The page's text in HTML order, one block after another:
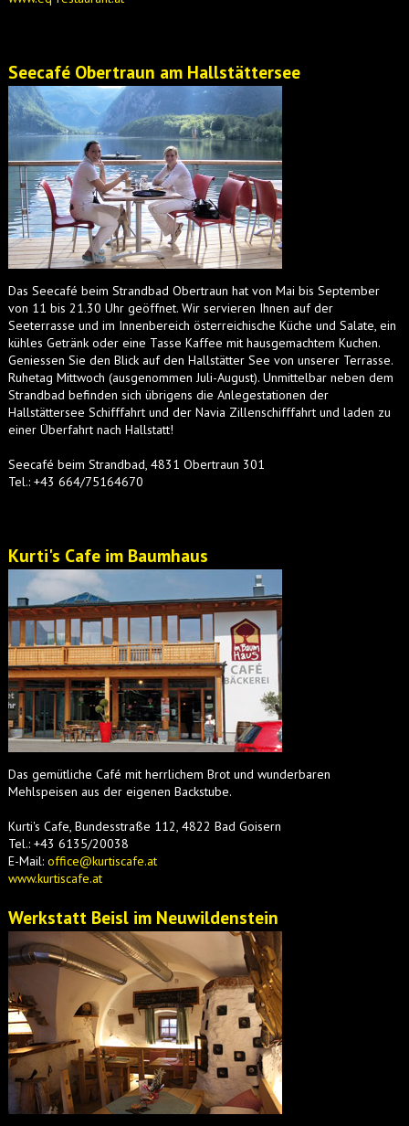
Seecafé Obertraun am Hallstättersee
Das Seecafé beim Strandbad Obertraun hat von Mai bis September
von 11 bis 21.30 Uhr geöffnet. Wir servieren Ihnen auf der
Seeterrasse und im Innenbereich österreichische Küche und Salate, ein
kühles Getränk oder eine Tasse Kaffee mit hausgemachtem Kuchen.
Geniessen Sie den Blick auf den Hallstätter See von unserer Terrasse.
Ruhetag Mittwoch (ausgenommen Juli-August). Unmittelbar neben dem
Strandbad befinden sich übrigens die Anlegestationen der
Hallstättersee Schifffahrt und der Navia Zillenschifffahrt und laden zu
einer Überfahrt nach Hallstatt!
Seecafé beim Strandbad, 4831 Obertraun 301
Tel.: +43 664/75164670
Kurti's Cafe im Baumhaus
Das gemütliche Café mit herrlichem Brot und wunderbaren
Mehlspeisen aus der eigenen Backstube.
Kurti's Cafe, Bundesstraße 112, 4822 Bad Goisern
Tel.: +43 6135/20038
E-Mail: office@kurtiscafe.at
www.kurtiscafe.at
Werkstatt Beisl im Neuwildenstein